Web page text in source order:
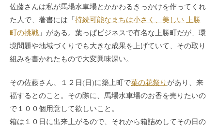
佐藤さんは私が馬場水車場とかかわるきっかけを作ってくれ
た人で、著書には「持続可能なまちは小さく、美しい 上勝
町の挑戦 」がある。葉っぱビジネスで有名な上勝町だが、環
境問題や地域づくりでも大きな成果を上げていて、その取り
組みを書かれたもので大変興味深い。
その佐藤さん、１２日(日)に築上町で菜の花祭り があり、来
福するとのこと。その際に、馬場水車場のお香を売りたいの
で１００個用意して欲しいこと。
箱は１０日に出来上がるので、それから箱詰めしてその日の